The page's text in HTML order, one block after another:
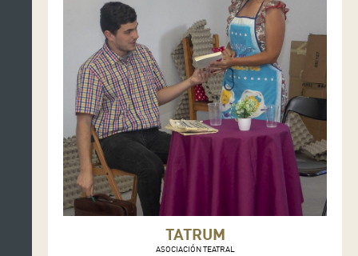
TATRUM
ASOCIACIÓN TEATRAL